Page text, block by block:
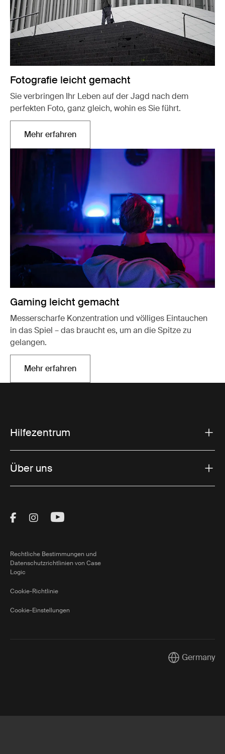
Fotografie leicht gemacht
Sie verbringen Ihr Leben auf der Jagd nach dem
perfekten Foto, ganz gleich, wohin es Sie führt.
Mehr erfahrenWird in einer neuen Registerkarte geöffnet
Gaming leicht gemacht
Messerscharfe Konzentration und völliges Eintauchen
in das Spiel – das braucht es, um an die Spitze zu
gelangen.
Mehr erfahrenWird in einer neuen Registerkarte geöffnet
Hilfezentrum
Über uns
Visit Thule on Facebook (external link)
Visit Thule on Instagram (external link)
Visit Thule on Youtube (external
Rechtliche Bestimmungen und
Datenschutzrichtlinien von Case
Logic
Cookie-Richtlinie
Cookie-Einstellungen
CurrentGermany